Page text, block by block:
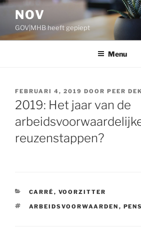
Ga
inhoud
NOV
GOV|MHB heeft gepiept
Menu
GEPLAATST
OP
FEBRUARI 4, 2019 DOOR PEER
2019: Het jaar van de
reuzenstappen?
CATEGORIEËN
CARRÉ , VOORZITTER
TAGS
ARBEIDSVOORWAARDEN ,